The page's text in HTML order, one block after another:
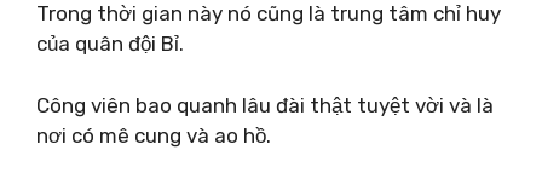
Trong thời gian này nó cũng là trung tâm chỉ huy
của quân đội Bỉ.
Công viên bao quanh lâu đài thật tuyệt vời và là
nơi có mê cung và ao hồ.